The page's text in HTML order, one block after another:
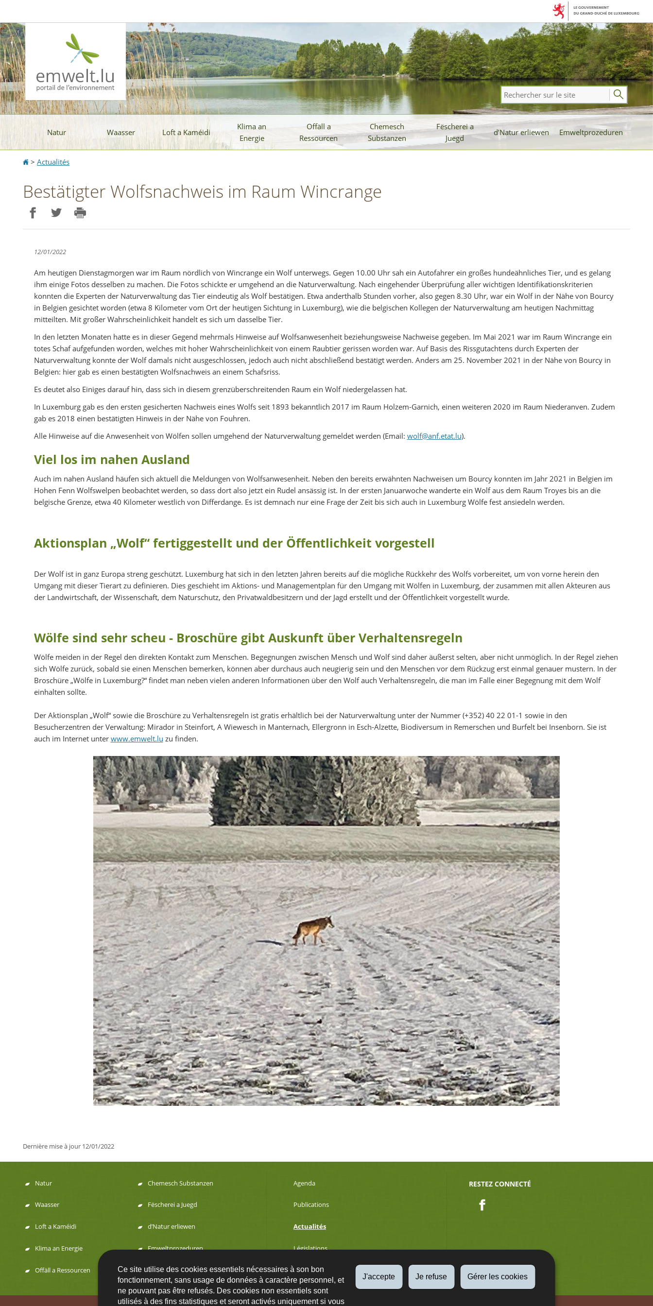
Ce site utilise des cookies essentiels nécessaires à son bon
fonctionnement, sans usage de données à caractère personnel, et
ne pouvant pas être refusés. Des cookies non essentiels sont
utilisés à des fins statistiques et seront activés uniquement si vous
J'accepte Je refuse Gérer les cookies
la
navigation
contenu
Natur Waasser Loft a Kaméidi
Klima an
Energie
Offäll a
Ressourcen
Chemesch
Substanzen
Fëscherei a
Juegd
d’Natur erliewen Emweltprozeduren
Rechercher
sur
le
site
Accueil
> Actualités
Bestätigter Wolfsnachweis im Raum Wincrange
12/01/2022
Am heutigen Dienstagmorgen war im Raum nördlich von Wincrange ein Wolf unterwegs. Gegen 10.00 Uhr sah ein Autofahrer ein großes hundeähnliches Tier, und es gelang
ihm einige Fotos desselben zu machen. Die Fotos schickte er umgehend an die Naturverwaltung. Nach eingehender Überprüfung aller wichtigen Identifikationskriterien
konnten die Experten der Naturverwaltung das Tier eindeutig als Wolf bestätigen. Etwa anderthalb Stunden vorher, also gegen 8.30 Uhr, war ein Wolf in der Nähe von Bourcy
in Belgien gesichtet worden (etwa 8 Kilometer vom Ort der heutigen Sichtung in Luxemburg), wie die belgischen Kollegen der Naturverwaltung am heutigen Nachmittag
mitteilten. Mit großer Wahrscheinlichkeit handelt es sich um dasselbe Tier.
In den letzten Monaten hatte es in dieser Gegend mehrmals Hinweise auf Wolfsanwesenheit beziehungsweise Nachweise gegeben. Im Mai 2021 war im Raum Wincrange ein
totes Schaf aufgefunden worden, welches mit hoher Wahrscheinlichkeit von einem Raubtier gerissen worden war. Auf Basis des Rissgutachtens durch Experten der
Naturverwaltung konnte der Wolf damals nicht ausgeschlossen, jedoch auch nicht abschließend bestätigt werden. Anders am 25. November 2021 in der Nähe von Bourcy in
Belgien: hier gab es einen bestätigten Wolfsnachweis an einem Schafsriss.
Es deutet also Einiges darauf hin, dass sich in diesem grenzüberschreitenden Raum ein Wolf niedergelassen hat.
In Luxemburg gab es den ersten gesicherten Nachweis eines Wolfs seit 1893 bekanntlich 2017 im Raum Holzem-Garnich, einen weiteren 2020 im Raum Niederanven. Zudem
gab es 2018 einen bestätigten Hinweis in der Nähe von Fouhren.
Alle Hinweise auf die Anwesenheit von Wölfen sollen umgehend der Naturverwaltung gemeldet werden (Email: wolf@anf.etat.lu).
Viel los im nahen Ausland
Auch im nahen Ausland häufen sich aktuell die Meldungen von Wolfsanwesenheit. Neben den bereits erwähnten Nachweisen um Bourcy konnten im Jahr 2021 in Belgien im
Hohen Fenn Wolfswelpen beobachtet werden, so dass dort also jetzt ein Rudel ansässig ist. In der ersten Januarwoche wanderte ein Wolf aus dem Raum Troyes bis an die
belgische Grenze, etwa 40 Kilometer westlich von Differdange. Es ist demnach nur eine Frage der Zeit bis sich auch in Luxemburg Wölfe fest ansiedeln werden.
Aktionsplan „Wolf“ fertiggestellt und der Öffentlichkeit vorgestell
Der Wolf ist in ganz Europa streng geschützt. Luxemburg hat sich in den letzten Jahren bereits auf die mögliche Rückkehr des Wolfs vorbereitet, um von vorne herein den
Umgang mit dieser Tierart zu definieren. Dies geschieht im Aktions- und Managementplan für den Umgang mit Wölfen in Luxemburg, der zusammen mit allen Akteuren aus
der Landwirtschaft, der Wissenschaft, dem Naturschutz, den Privatwaldbesitzern und der Jagd erstellt und der Öffentlichkeit vorgestellt wurde.
Wölfe sind sehr scheu - Broschüre gibt Auskunft über Verhaltensregeln
Wölfe meiden in der Regel den direkten Kontakt zum Menschen. Begegnungen zwischen Mensch und Wolf sind daher äußerst selten, aber nicht unmöglich. In der Regel ziehen
sich Wölfe zurück, sobald sie einen Menschen bemerken, können aber durchaus auch neugierig sein und den Menschen vor dem Rückzug erst einmal genauer mustern. In der
Broschüre „Wölfe in Luxemburg?“ findet man neben vielen anderen Informationen über den Wolf auch Verhaltensregeln, die man im Falle einer Begegnung mit dem Wolf
einhalten sollte.
Der Aktionsplan „Wolf“ sowie die Broschüre zu Verhaltensregeln ist gratis erhältlich bei der Naturverwaltung unter der Nummer (+352) 40 22 01-1 sowie in den
Besucherzentren der Verwaltung: Mirador in Steinfort, A Wiewesch in Manternach, Ellergronn in Esch-Alzette, Biodiversum in Remerschen und Burfelt bei Insenborn. Sie ist
auch im Internet unter www.emwelt.lu zu finden.
Dernière mise à jour 12/01/2022
Menu
de
navigation
Natur
Waasser
Loft a Kaméidi
Klima an Energie
Offäll a Ressourcen
Chemesch Substanzen
Fëscherei a Juegd
d’Natur erliewen
Emweltprozeduren
Agenda
Publications
Actualités
Législations
Développement durable
RESTEZ CONNECTÉ